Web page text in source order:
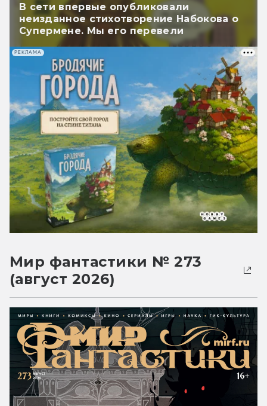
В сети впервые опубликовали
неизданное стихотворение Набокова о
Супермене. Мы его перевели
РЕКЛАМА
Мир фантастики № 273
(август 2026)